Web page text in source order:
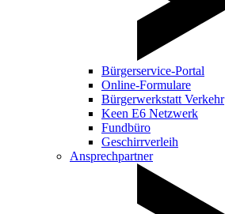
Bürgerservice-Portal
Online-Formulare
Bürgerwerkstatt Verkehr
Keen E6 Netzwerk
Fundbüro
Geschirrverleih
Ansprechpartner